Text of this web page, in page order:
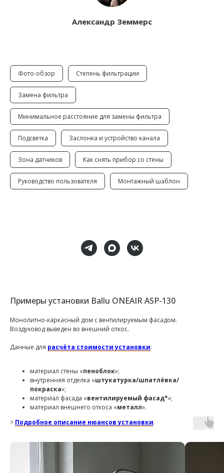
Александр Земмерс
Фото-обзор Степень фильтрации
Замена фильтра
Минимальное расстояние для замены фильтра
Подсветка Заслонка и устройство канала
Зона датчиков Как снять прибор со стены
Руководство пользователя Монтажный шаблон
Примеры установки Ballu ONEAIR ASP-130
Монолитно-каркасный дом с вентилируемым фасадом.
Воздуховод выведен во внешний откос.
Данные для расчёта стоимости установки:
материал стены «пеноблок»;
внутренняя отделка «штукатурка/шпатлёвка/
покраска»;
материал фасада «вентилируемый фасад*»;
материал внешнего откоса «металл».
> Подробное описание нюансов установки.